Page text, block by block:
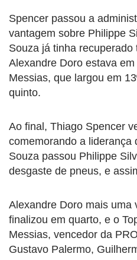
Spencer passou a
vantagem sobre Philippe
Souza já tinha
Alexandre Doro estava
Messias, que largou em
quinto.
Ao final, Thiago Spencer
comemorando a liderança
Souza passou Philippe
desgaste de pneus, e
Alexandre Doro mais uma
finalizou em quarto, e o
Messias, vencedor da
Gustavo Palermo,